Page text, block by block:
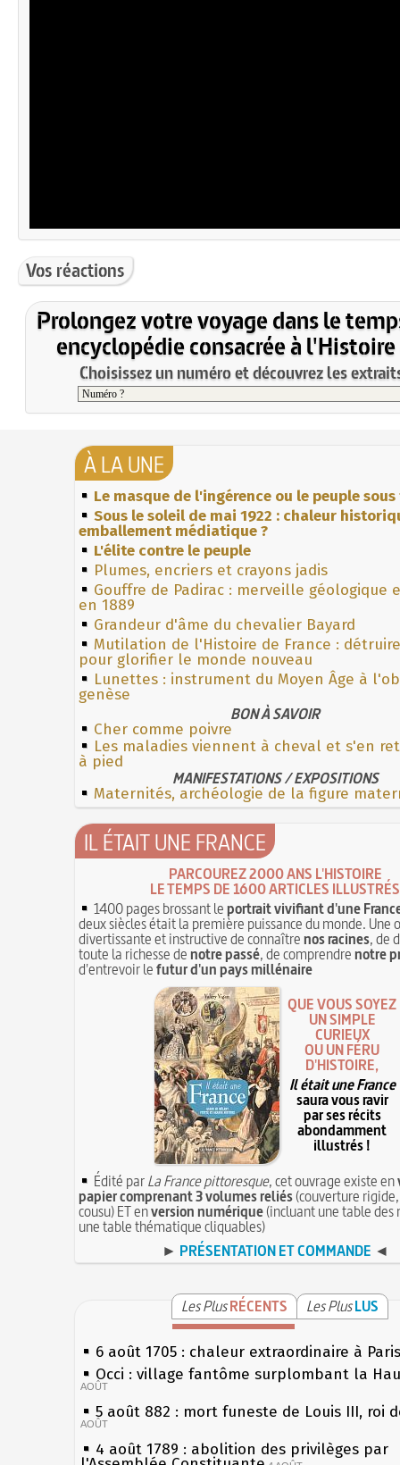
Vos réactions
Prolongez votre voyage dans le
encyclopédie consacrée à l'Histoire
Choisissez un numéro et découvrez les
À LA UNE
Le masque de l'ingérence ou le peuple
Sous le soleil de mai 1922 : chaleur
emballement médiatique ?
L'élite contre le peuple
Plumes, encriers et crayons jadis
Gouffre de Padirac : merveille géologique
en 1889
Grandeur d'âme du chevalier Bayard
Mutilation de l'Histoire de France :
pour glorifier le monde nouveau
Lunettes : instrument du Moyen Âge à
genèse
BON À SAVOIR
Cher comme poivre
Les maladies viennent à cheval et s'en
à pied
MANIFESTATIONS / EXPOSITIONS
Maternités, archéologie de la figure
IL ÉTAIT UNE FRANCE
PARCOUREZ 2000 ANS L'HISTOIRE
LE TEMPS DE 1600 ARTICLES ILLUSTRÉS
1400 pages brossant leportrait vivifiant d'une
deux siècles était la première puissance du monde. Une
divertissante et instructive de connaîtrenos racines, de
toute la richesse denotre passé, de comprendrenotre
d'entrevoir lefutur d'un pays millénaire
QUE VOUS SOYEZ
UN SIMPLE
CURIEUX
OU UN FÉRU
D'HISTOIRE,
Il était une France
saura vous ravir
par ses récits
abondamment
illustrés !
Édité parLa France pittoresque, cet ouvrage existe en
papier comprenant 3 volumes reliés(couverture
cousu) ET enversion numérique(incluant une table des
une table thématique cliquables)
► PRÉSENTATION ET COMMANDE ◄
Les PlusRÉCENTS Les PlusLUS
6 août 1705 : chaleur extraordinaire à Paris
Occi : village fantôme surplombant la
AOÛT
5 août 882 : mort funeste de Louis III, roi
AOÛT
4 août 1789 : abolition des privilèges par